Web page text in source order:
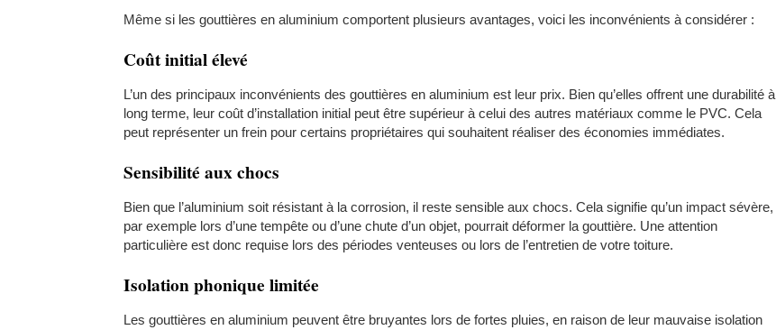
Même si les gouttières en aluminium comportent plusieurs avantages, voici les inconvénients à considérer :
Coût initial élevé
L’un des principaux inconvénients des gouttières en aluminium est leur prix. Bien qu’elles offrent une durabilité à
long terme, leur coût d’installation initial peut être supérieur à celui des autres matériaux comme le PVC. Cela
peut représenter un frein pour certains propriétaires qui souhaitent réaliser des économies immédiates.
Sensibilité aux chocs
Bien que l’aluminium soit résistant à la corrosion, il reste sensible aux chocs. Cela signifie qu’un impact sévère,
par exemple lors d’une tempête ou d’une chute d’un objet, pourrait déformer la gouttière. Une attention
particulière est donc requise lors des périodes venteuses ou lors de l’entretien de votre toiture.
Isolation phonique limitée
Les gouttières en aluminium peuvent être bruyantes lors de fortes pluies, en raison de leur mauvaise isolation